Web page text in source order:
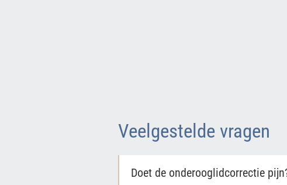
Veelgestelde vragen
Doet de onderooglidcorrectie